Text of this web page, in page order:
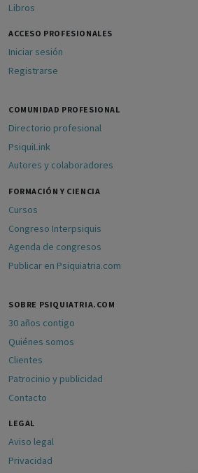
Libros
ACCESO PROFESIONALES
Iniciar sesión
Registrarse
COMUNIDAD PROFESIONAL
Directorio profesional
PsiquiLink
Autores y colaboradores
FORMACIÓN Y CIENCIA
Cursos
Congreso Interpsiquis
Agenda de congresos
Publicar en Psiquiatria.com
SOBRE PSIQUIATRIA.COM
30 años contigo
Quiénes somos
Clientes
Patrocinio y publicidad
Contacto
LEGAL
Aviso legal
Privacidad